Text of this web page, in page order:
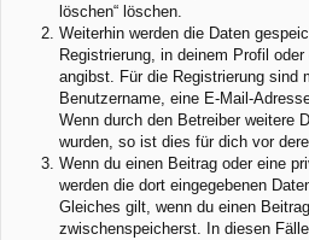
löschen“ löschen.
Weiterhin werden die Daten
Registrierung, in deinem Profil
angibst. Für die Registrierung sind
Benutzername, eine E-Mail-
Wenn durch den Betreiber weitere
wurden, so ist dies für dich vor
Wenn du einen Beitrag oder eine
werden die dort eingegebenen
Gleiches gilt, wenn du einen
zwischenspeicherst. In diesen